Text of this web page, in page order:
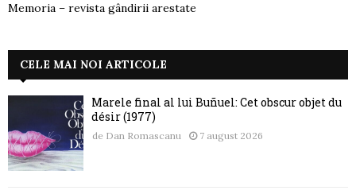
Memoria – revista gândirii arestate
CELE MAI NOI ARTICOLE
Marele final al lui Buñuel: Cet obscur objet du
désir (1977)
de Dan Romascanu 7 august 2026